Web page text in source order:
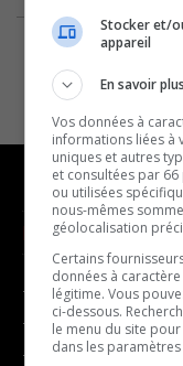
NOUVELLES
- Affaires municipales
- Communauté /
- Culture
Stocker et/
appareil
En savoir plus
Vos données à
informations liées à
uniques et autres
et consultées par
ou utilisées
nous-mêmes
géolocalisation
Certains
données à
légitime. Vous
ci-dessous.
le menu du site
dans les